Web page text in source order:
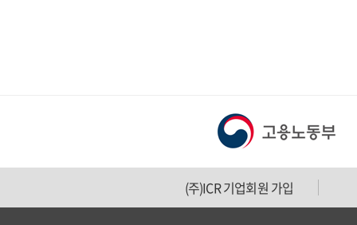
(주)ICR 기업회원 가입